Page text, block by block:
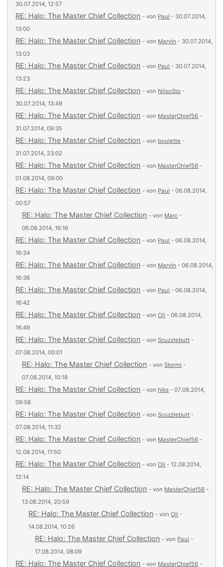
30.07.2014, 12:57
RE: Halo: The Master Chief Collection - von Paul - 30.07.2014,
13:00
RE: Halo: The Master Chief Collection - von Marvin - 30.07.2014,
13:03
RE: Halo: The Master Chief Collection - von Paul - 30.07.2014,
13:23
RE: Halo: The Master Chief Collection - von NilsoSto -
30.07.2014, 13:49
RE: Halo: The Master Chief Collection - von MasterChief56 -
31.07.2014, 09:35
RE: Halo: The Master Chief Collection - von boulette -
31.07.2014, 23:02
RE: Halo: The Master Chief Collection - von MasterChief56 -
01.08.2014, 09:00
RE: Halo: The Master Chief Collection - von Paul - 06.08.2014,
00:57
RE: Halo: The Master Chief Collection - von Marc -
06.08.2014, 16:16
RE: Halo: The Master Chief Collection - von Paul - 06.08.2014,
16:34
RE: Halo: The Master Chief Collection - von Marvin - 06.08.2014,
16:36
RE: Halo: The Master Chief Collection - von Paul - 06.08.2014,
16:42
RE: Halo: The Master Chief Collection - vonOli - 06.08.2014,
16:49
RE: Halo: The Master Chief Collection - vonScuzzlebutt -
07.08.2014, 00:01
RE: Halo: The Master Chief Collection - vonStormi -
07.08.2014, 10:18
RE: Halo: The Master Chief Collection - von hiks - 07.08.2014,
09:58
RE: Halo: The Master Chief Collection - vonScuzzlebutt -
07.08.2014, 11:32
RE: Halo: The Master Chief Collection - von MasterChief56 -
12.08.2014, 11:50
RE: Halo: The Master Chief Collection - vonOli - 12.08.2014,
12:14
RE: Halo: The Master Chief Collection - von MasterChief56 -
13.08.2014, 20:59
RE: Halo: The Master Chief Collection - vonOli -
14.08.2014, 10:26
RE: Halo: The Master Chief Collection - von Paul -
17.08.2014, 08:09
RE: Halo: The Master Chief Collection - von MasterChief56 -